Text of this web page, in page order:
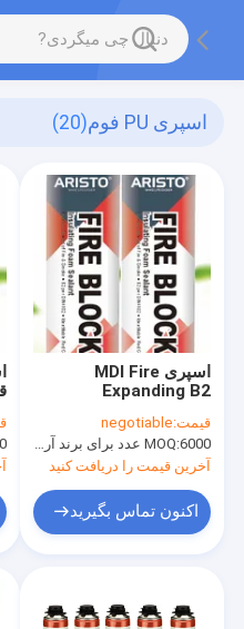
اسپری PU فوم (20)
6000
اسپری MDI Fire
Expanding B2
Foam Spray 750ml
قیمت:negotiable
MOQ:6000 عدد برای برند آریستو ، 15000 عدد برای برند مشتری
آخرین قیمت را دریافت کنید
اکنون تماس بگیرید